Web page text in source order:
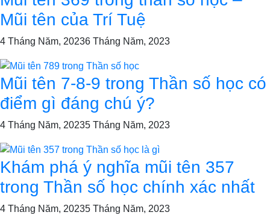
Mũi tên của Trí Tuệ
4 Tháng Năm, 20236 Tháng Năm, 2023
Mũi tên 7-8-9 trong Thần số học có
điểm gì đáng chú ý?
4 Tháng Năm, 20235 Tháng Năm, 2023
Khám phá ý nghĩa mũi tên 357
trong Thần số học chính xác nhất
4 Tháng Năm, 20235 Tháng Năm, 2023